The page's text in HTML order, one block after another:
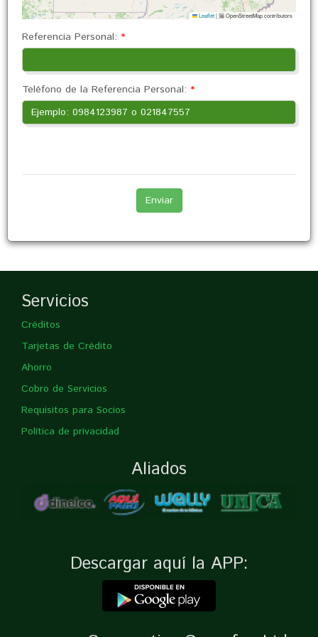
Leaflet|漏 OpenStreetMap contributors
Referencia Personal: *
Teléfono de la Referencia Personal: *
Servicios
Créditos
Tarjetas de Crédito
Ahorro
Cobro de Servicios
Requisitos para Socios
Política de privacidad
Aliados
Descargar aquí la APP: